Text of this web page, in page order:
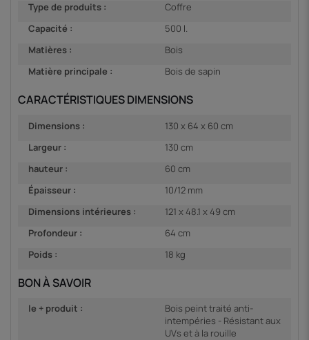
Type de produits :
Coffre
Capacité :
500 l.
Matières :
Bois
Matière principale :
Bois de sapin
CARACTÉRISTIQUES DIMENSIONS
Dimensions :
130 x 64 x 60 cm
Largeur :
130 cm
hauteur :
60 cm
Épaisseur :
10/12 mm
Dimensions intérieures :
121 x 48.1 x 49 cm
Profondeur :
64 cm
Poids :
18 kg
BON À SAVOIR
le + produit :
Bois peint traité anti-
intempéries - Résistant aux
UVs et à la rouille